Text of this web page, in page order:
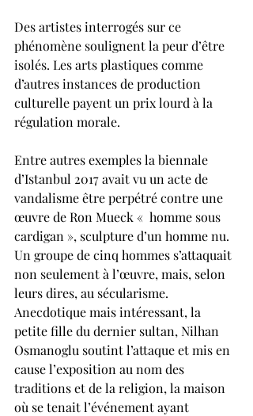
Des artistes interrogés sur ce
phénomène soulignent la peur d’être
isolés. Les arts plastiques comme
d’autres instances de production
culturelle payent un prix lourd à la
régulation morale.
Entre autres exemples la biennale
d’Istanbul 2017 avait vu un acte de
vandalisme être perpétré contre une
œuvre de Ron Mueck «  homme sous
cardigan », sculpture d’un homme nu.
Un groupe de cinq hommes s’attaquait
non seulement à l’œuvre, mais, selon
leurs dires, au sécularisme.
Anecdotique mais intéressant, la
petite fille du dernier sultan, Nilhan
Osmanoglu soutint l’attaque et mis en
cause l’exposition au nom des
traditions et de la religion, la maison
où se tenait l’événement ayant